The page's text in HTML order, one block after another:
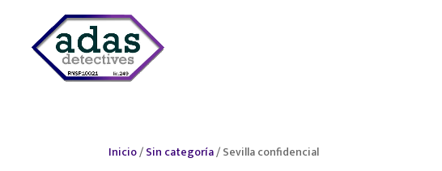
Inicio/Sin categoría/ Sevilla confidencial